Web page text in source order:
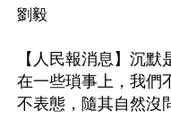
劉毅
【人民報消息】沉默
在一些瑣事上，我們
不表態，隨其自然沒